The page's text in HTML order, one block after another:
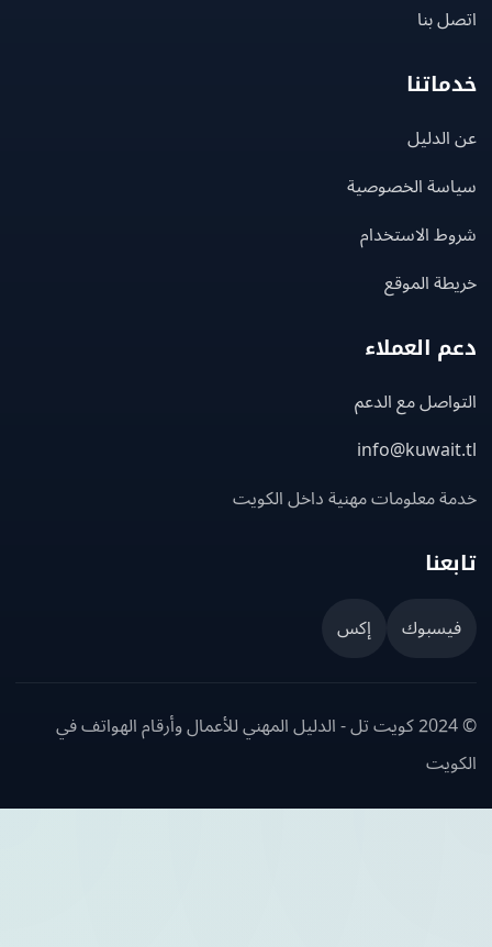
بنا
الخصوصية
الاستخدام
الموقع
العملاء
مع الدعم
معلومات مهنية داخل الكويت
إكس
© 2024 كويت تل - الدليل المهني للأعمال وأرقام الهواتف في